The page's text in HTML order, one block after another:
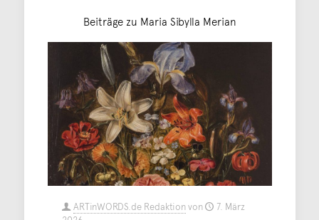
Beiträge zu Maria Sibylla Merian
ARTinWORDS.de Redaktionvon
7. März